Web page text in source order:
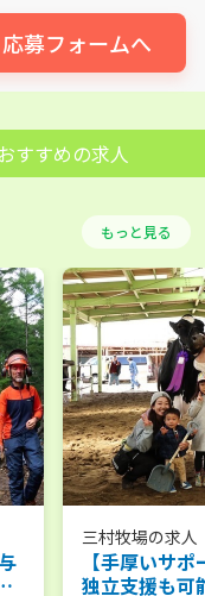
応募フォームへ
すすめの求人
もっと見る
三村牧場の求人
【手厚いサ
独立支援も可